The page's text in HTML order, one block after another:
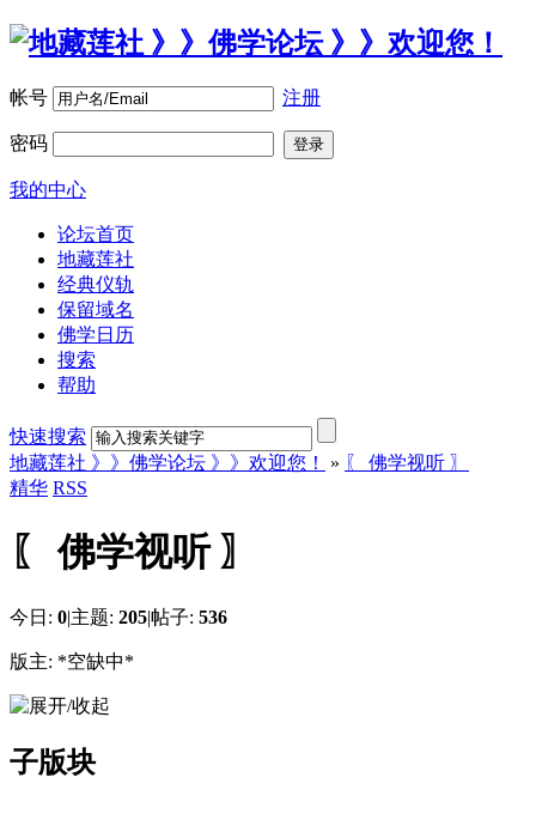
帐号 注册
密码 登录
我的中心
论坛首页
地藏莲社
经典仪轨
保留域名
佛学日历
搜索
帮助
快速搜索
地藏莲社 》》佛学论坛 》》欢迎您！
» 〖 佛学视听 〗
精华 RSS
〖 佛学视听 〗
今日: 0|主题: 205|帖子: 536
版主: *空缺中*
子版块